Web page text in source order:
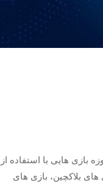
هایی با استفاده از
بلاکچین، بازی های